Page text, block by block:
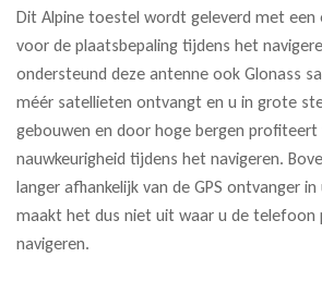
Dit Alpine toestel wordt geleverd met een
voor de plaatsbepaling tijdens het
ondersteund deze antenne ook Glonass
méér satellieten ontvangt en u in grote
gebouwen en door hoge bergen profiteert
nauwkeurigheid tijdens het navigeren.
langer afhankelijk van de GPS ontvanger
maakt het dus niet uit waar u de
navigeren.